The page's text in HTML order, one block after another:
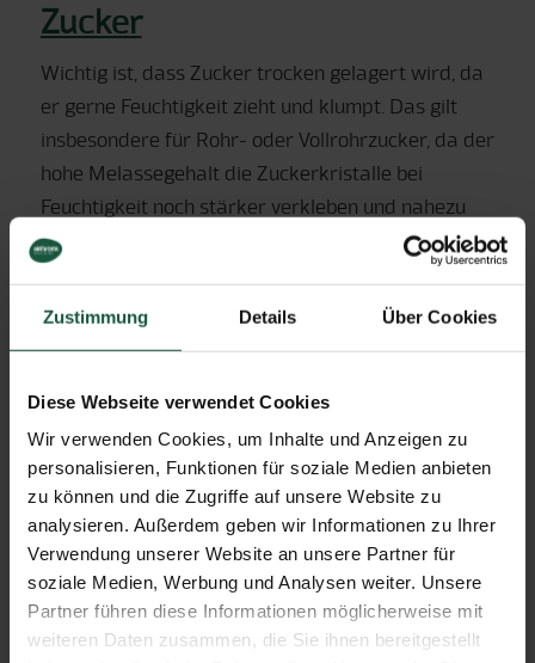
Zustimmung Details Über Cookies
Diese Webseite verwendet Cookies
Wir verwenden Cookies, um Inhalte und Anzeigen zu
personalisieren, Funktionen für soziale Medien anbieten
zu können und die Zugriffe auf unsere Website zu
analysieren. Außerdem geben wir Informationen zu Ihrer
Verwendung unserer Website an unsere Partner für
soziale Medien, Werbung und Analysen weiter. Unsere
Partner führen diese Informationen möglicherweise mit
weiteren Daten zusammen, die Sie ihnen bereitgestellt
Zucker
Wichtig ist, dass Zucker trocken gelagert wird, da
er gerne Feuchtigkeit zieht und klumpt. Das gilt
insbesondere für Rohr- oder Vollrohrzucker, da der
hohe Melassegehalt die Zuckerkristalle bei
Feuchtigkeit noch stärker verkleben und nahezu
hart werden lässt. Bei trockener Lagerung ist
Ahornsirup
Sollte nach dem Öffnen im Kühlschrank gelagert
werden, da er durch den relativ hohen
Wassergehalt Schimmel bilden kann. Im
Kühlschrank ist er aber gut einige Wochen haltbar.
Kaffee und Getreidekaffee
Instant Produkte sind sehr wasseranziehend. Die